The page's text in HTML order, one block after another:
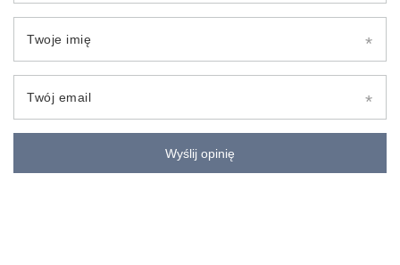
Twoje imię
Twój email
Wyślij opinię